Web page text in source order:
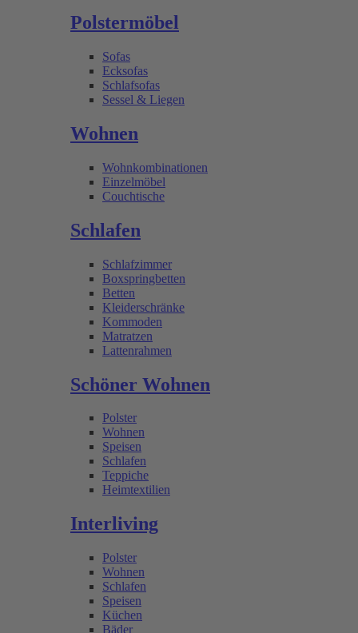
Polstermöbel
Sofas
Ecksofas
Schlafsofas
Sessel & Liegen
Wohnen
Wohnkombinationen
Einzelmöbel
Couchtische
Schlafen
Schlafzimmer
Boxspringbetten
Betten
Kleiderschränke
Kommoden
Matratzen
Lattenrahmen
Schöner Wohnen
Polster
Wohnen
Speisen
Schlafen
Teppiche
Heimtextilien
Interliving
Polster
Wohnen
Schlafen
Speisen
Küchen
Bäder